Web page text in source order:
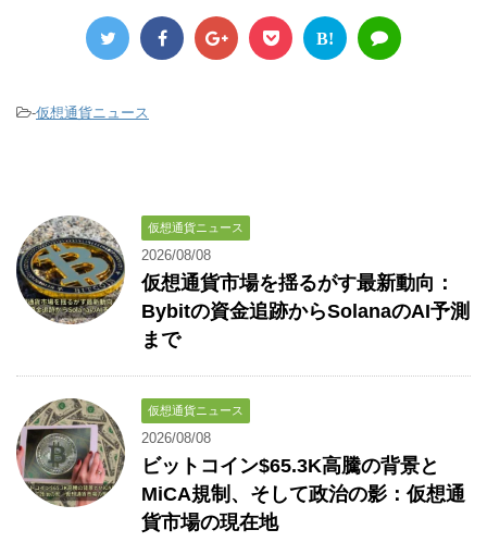
B!
-仮想通貨ニュース
仮想通貨ニュース
2026/08/08
仮想通貨市場を揺るがす最新動向：
Bybitの資金追跡からSolanaのAI予測
まで
仮想通貨ニュース
2026/08/08
ビットコイン$65.3K高騰の背景と
MiCA規制、そして政治の影：仮想通
貨市場の現在地